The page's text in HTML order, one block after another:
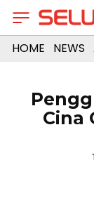
HOME NEWS
Cina